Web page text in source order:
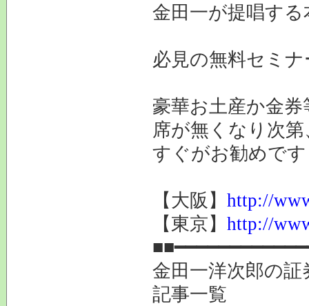
金田一が提唱す
必見の無料セミ
豪華お土産か金
席が無くなり次
すぐがお勧めで
【大阪】 http://
【東京】 http://
金田一洋次郎の
記事一覧